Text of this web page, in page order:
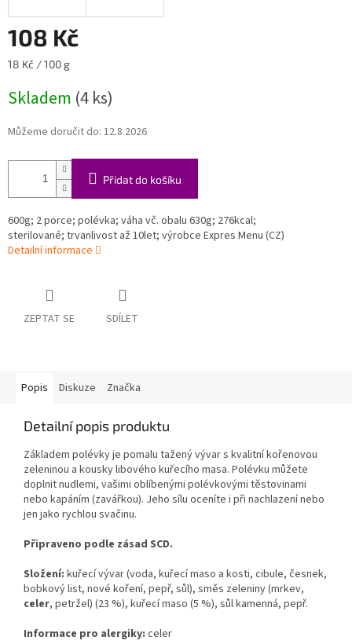
108 Kč
Měrná
18 Kč / 100 g
Skladem (4 ks)
Můžeme doručit do: 12.8.2026
Přidat do košíku
600g; 2 porce; polévka; váha vč. obalu 630g; 276kcal;
sterilované; trvanlivost až 10let; výrobce Expres Menu (CZ)
Detailní informace
ZEPTAT SE SDÍLET
Popis Diskuze Značka
Detailní popis produktu
Základem polévky je pomalu tažený vývar s kvalitní kořenovou
zeleninou a kousky libového kuřecího masa. Polévku můžete
doplnit nudlemi, vašimi oblíbenými polévkovými těstovinami
nebo kapáním (zavářkou). Jeho sílu oceníte i při nachlazení nebo
jen jako rychlou svačinu.
Připraveno podle zásad SCD.
Složení: kuřecí vývar (voda, kuřecí maso a kosti, cibule, česnek,
bobkový list, nové koření, pepř, sůl), směs zeleniny (mrkev,
celer, petržel) (23 %), kuřecí maso (5 %), sůl kamenná, pepř.
Informace pro alergiky: celer